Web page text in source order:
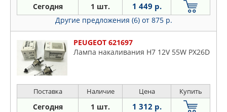
Сегодня 1 шт. 1 449 р.
Другие предложения (6) от 875 р.
PEUGEOT 621697
Лампа накаливания H7 12V 55W PX26D
Поставка Наличие Цена Купить
Сегодня 1 шт. 1 312 р.